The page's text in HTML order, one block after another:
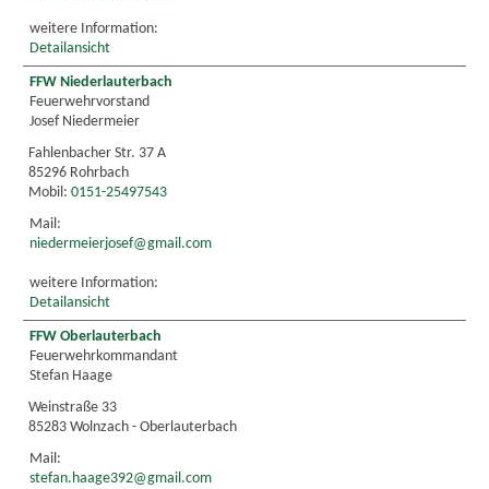
weitere Information:
Detailansicht
FFW Niederlauterbach
Feuerwehrvorstand
Josef Niedermeier
Fahlenbacher Str. 37 A
85296 Rohrbach
Mobil: 0151-25497543
Mail:
niedermeierjosef@gmail.com
weitere Information:
Detailansicht
FFW Oberlauterbach
Feuerwehrkommandant
Stefan Haage
Weinstraße 33
85283 Wolnzach - Oberlauterbach
Mail:
stefan.haage392@gmail.com